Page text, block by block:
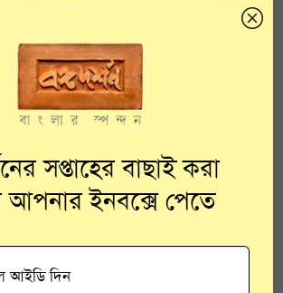
সপ্তাহের বাছাই করা
আপনার ইনবক্সে পেতে